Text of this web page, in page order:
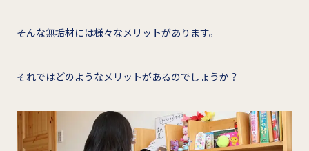
そんな無垢材には様々なメリットがあります。
それではどのようなメリットがあるのでしょうか？